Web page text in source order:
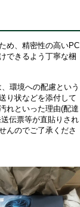
め、精密性の高いPC
できるよう丁寧な梱
環境への配慮という
り状などを添付して
れといった理由(配達
伝票等が直貼りされ
んのでご了承くださ